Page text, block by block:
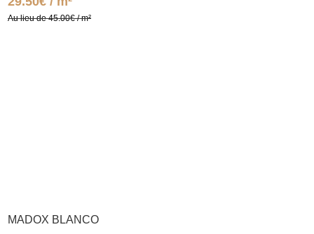
Au lieu de 45.00€ / m²
MADOX BLANCO